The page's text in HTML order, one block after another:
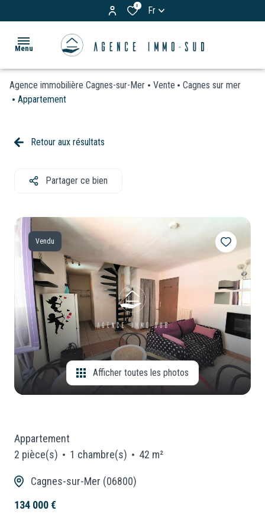
0 Fr
Menu
ACCUEIL
& Villas
Garages
/
Parkings
Locaux
Commerciaux
Neuf
BIENS
ESTIMATION
VOS
CONSEILLERS
NOUS
REJOINDRE
Agence immobilière Cagnes-sur-Mer Vente
Cagnes sur mer
Appartement
Retour aux résultats
Partager ce bien
Vendu
Afficher toutes les photos
Appartement
2 pièce(s)
1 chambre(s) 42 m²
Cagnes-sur-Mer (06800)
134 000 €